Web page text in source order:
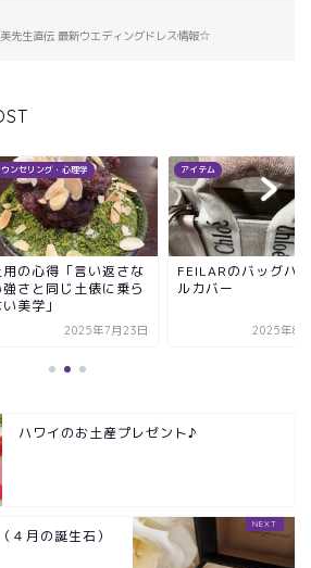
先生直伝 最新ウエディングドレス情報☆
ウンセリング・心理学
用の心得「言い返さな
強さと同じ土俵に乗ら
美学」
2025年7月23日
アイテム
FEILARのバッグハ
ルカバー
2025年8
ハワイのお土産プレゼント♪
月の誕生石）